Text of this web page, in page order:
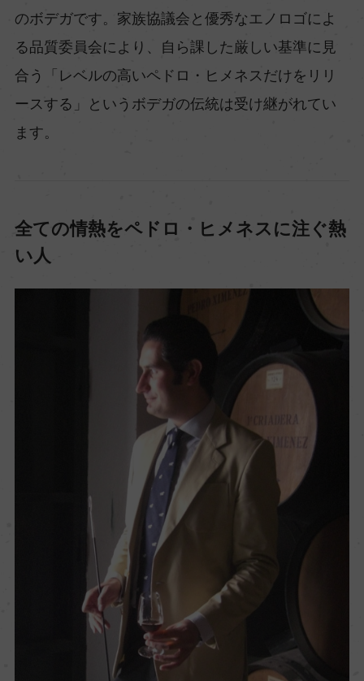
のボデガです。家族協議会と優秀なエノロゴによ
る品質委員会により、自ら課した厳しい基準に見
合う「レベルの高いペドロ・ヒメネスだけをリリ
ースする」というボデガの伝統は受け継がれてい
ます。
全ての情熱をペドロ・ヒメネスに注ぐ熱
い人